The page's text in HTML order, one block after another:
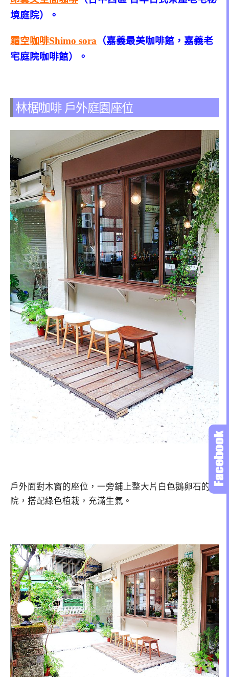
境庭院）。
霜空咖啡Shimo sora （嘉義最美咖啡館，嘉義老
宅庭院咖啡館）。
林椐咖啡 戶外庭園座位
戶外面對木窗的座位，一旁鋪上整大片白色鵝卵石的庭
院，搭配綠色植栽，充滿生氣。